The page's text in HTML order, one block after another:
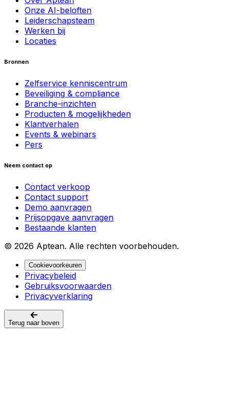
Onze AI-beloften
Leiderschapsteam
Werken bij
Locaties
Bronnen
Zelfservice kenniscentrum
Beveiliging & compliance
Branche-inzichten
Producten & mogelijkheden
Klantverhalen
Events & webinars
Pers
Neem contact op
Contact verkoop
Contact support
Demo aanvragen
Prijsopgave aanvragen
Bestaande klanten
© 2026 Aptean. Alle rechten voorbehouden.
Cookievoorkeuren
Privacybeleid
Gebruiksvoorwaarden
Privacyverklaring
Terug naar boven